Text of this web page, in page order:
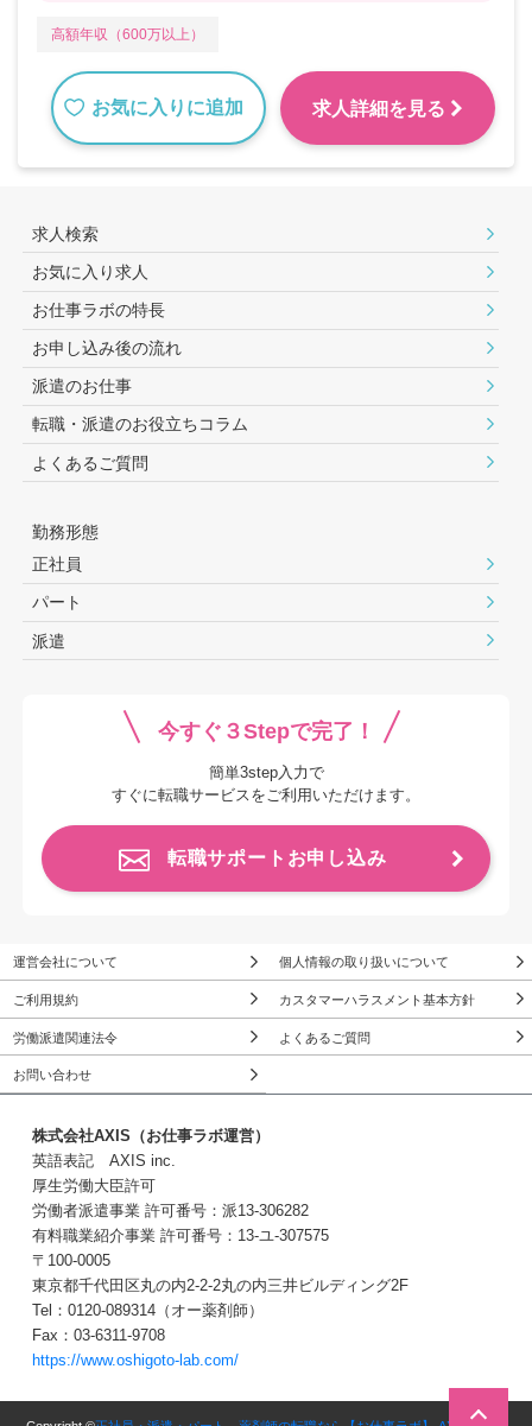
高額年収（600万以上）
お気に入りに追加 求人詳細を見る
３Stepで簡単！
求人検索
お気に入り求人
お仕事ラボの特長
お申し込み後の流れ
派遣のお仕事
転職・派遣のお役⽴ちコラム
よくあるご質問
勤務形態
正社員
パート
派遣
今すぐ３Stepで完了！
簡単3step入力で
すぐに転職サービスをご利用いただけます。
転職サポートお申し込み
運営会社について 個人情報の取り扱いについて
ご利用規約 カスタマーハラスメント基本方針
労働派遣関連法令 よくあるご質問
お問い合わせ
株式会社AXIS（お仕事ラボ運営）
英語表記 AXIS inc.
厚生労働大臣許可
労働者派遣事業 許可番号：派13-306282
有料職業紹介事業 許可番号：13-ユ-307575
〒100-0005
東京都千代田区丸の内2-2-2丸の内三井ビルディング2F
Tel：0120-089314（オー薬剤師）
Fax：03-6311-9708
https://www.oshigoto-lab.com/